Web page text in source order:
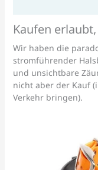
Kaufen
Wir haben die
stromführender
und unsichtbare
nicht aber der Kauf
Verkehr bringen).